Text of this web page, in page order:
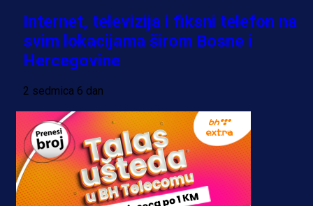
Internet, televizija i fiksni telefon na
svim lokacijama širom Bosne i
Hercegovine
2 sedmica 6 dan